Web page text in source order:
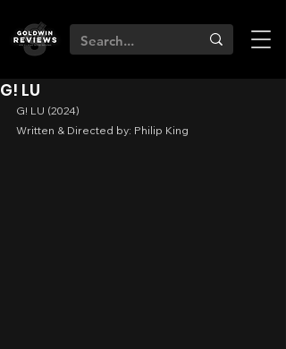
G! LU
G! LU (2024)
Written & Directed by: Philip King